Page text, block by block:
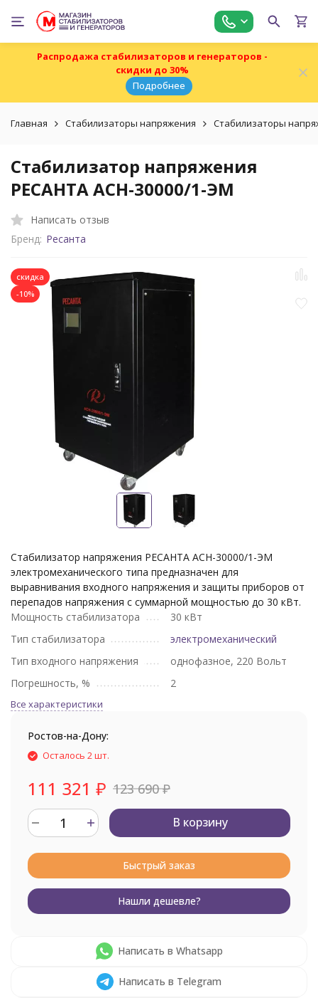
Распродажа стабилизаторов и генераторов -
скидки до 30%
Подробнее
Главная Стабилизаторы напряжения Стабилизаторы
Стабилизатор напряжения
РЕСАНТА АСН-30000/1-ЭМ
Написать отзыв
Бренд: Ресанта
скидка
-10%
Стабилизатор напряжения РЕСАНТА АСН-30000/1-ЭМ
электромеханического типа предназначен для
выравнивания входного напряжения и защиты приборов от
перепадов напряжения с суммарной мощностью до 30 кВт.
Мощность стабилизатора
30 кВт
Тип стабилизатора
электромеханический
Тип входного напряжения
однофазное, 220 Вольт
Погрешность, %
2
Все характеристики
Ростов-на-Дону:
Осталось 2 шт.
111 321 ₽ 123 690₽
В корзину
Быстрый заказ
Нашли дешевле?
Написать в Whatsapp
Написать в Telegram